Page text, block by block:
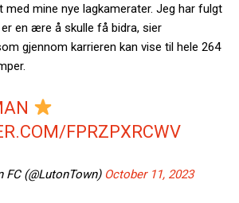
med mine nye lagkamerater. Jeg har fulgt
en ære å skulle få bidra, sier
gjennom karrieren kan vise til hele 264
FPRZPXRCWV
FC (@LutonTown) October 11, 2023